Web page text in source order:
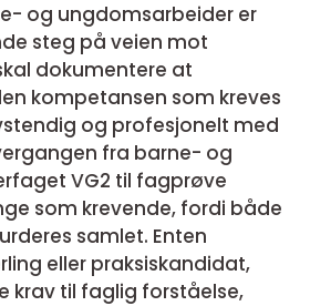
og ungdomsarbeider er
steg på veien mot
dokumentere at
kompetansen som kreves
og profesjonelt med
fra barne- og
VG2 til fagprøve
som krevende, fordi både
samlet. Enten
eller praksiskandidat,
krav til faglig forståelse,